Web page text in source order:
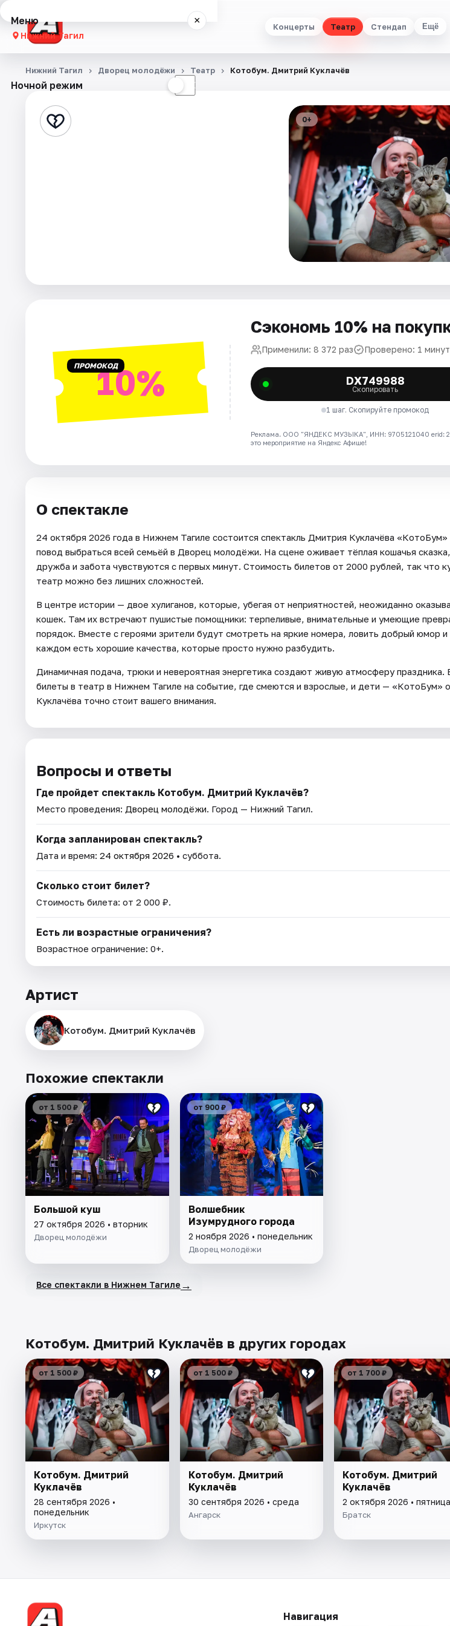
Концерты Театр Стендап Ещё
Меню ×
Нижний Тагил
Концерты
Стендап
Ночной режим ☾
Нижний Тагил Дворец молодёжи Театр Котобум. Дмитрий Куклачёв
0+
ПРОМОКОД10%
Сэкономь 10% на
Применили: 8 372 раз Проверено: 1
DX749988
Скопировать
1 шаг. Скопируйте промокод
Реклама. ООО "ЯНДЕКС МУЗЫКА", ИНН: 9705121040 erid:
это мероприятие на Яндекс Афише!
О спектакле
24 октября 2026 года в Нижнем Тагиле состоится спектакль Дмитрия Куклачёва
повод выбраться всей семьёй в Дворец молодёжи. На сцене оживает тёплая кошачья
дружба и забота чувствуются с первых минут. Стоимость билетов от 2000 рублей, так что
театр можно без лишних сложностей.
В центре истории — двое хулиганов, которые, убегая от неприятностей, неожиданно
кошек. Там их встречают пушистые помощники: терпеливые, внимательные и умеющие
порядок. Вместе с героями зрители будут смотреть на яркие номера, ловить добрый юмор и
каждом есть хорошие качества, которые просто нужно разбудить.
Динамичная подача, трюки и невероятная энергетика создают живую атмосферу праздника.
билеты в театр в Нижнем Тагиле на событие, где смеются и взрослые, и дети — «КотоБум»
Куклачёва точно стоит вашего внимания.
Вопросы и ответы
Где пройдет спектакль Котобум. Дмитрий Куклачёв?
Место проведения: Дворец молодёжи. Город — Нижний Тагил.
Когда запланирован спектакль?
Дата и время: 24 октября 2026 • суббота.
Сколько стоит билет?
Стоимость билета: от 2 000 ₽.
Есть ли возрастные ограничения?
Возрастное ограничение: 0+.
Артист
Котобум. Дмитрий Куклачёв
Похожие спектакли
от 1 500 ₽
Большой куш
27 октября 2026 • вторник
Дворец молодёжи
от 900 ₽
Волшебник
Изумрудного города
2 ноября 2026 • понедельник
Дворец молодёжи
Все спектакли в Нижнем Тагиле →
Котобум. Дмитрий Куклачёв в других городах
от 1 500 ₽
Котобум. Дмитрий
Куклачёв
28 сентября 2026 •
понедельник
Иркутск
от 1 500 ₽
Котобум. Дмитрий
Куклачёв
30 сентября 2026 • среда
Ангарск
от 1 700 ₽
Котобум. Дмитрий
Куклачёв
2 октября 2026 • пятница
Братск
Навигация